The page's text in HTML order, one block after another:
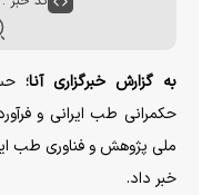
به گزارش خبرگزاری آنا؛
حکمرانی طب ایرانی و
ملی پژوهش و فناوری طب
خبر داد.